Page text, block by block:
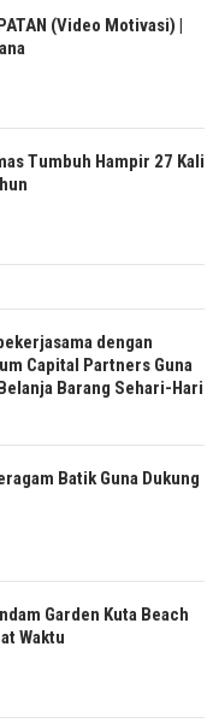
(Video Motivasi) |
Tumbuh Hampir 27 Kali
dengan
Capital Partners Guna
Barang Sehari-Hari
Batik Guna Dukung
Garden Kuta Beach
Waktu